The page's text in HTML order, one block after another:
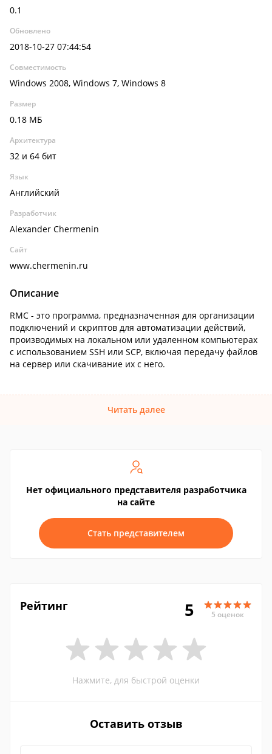
0.1
Обновлено
2018-10-27 07:44:54
Совместимость
Windows 2008, Windows 7, Windows 8
Размер
0.18 МБ
Архитектура
32 и 64 бит
Язык
Английский
Разработчик
Alexander Chermenin
Сайт
www.chermenin.ru
Описание
RMC - это программа, предназначенная для организации
подключений и скриптов для автоматизации действий,
производимых на локальном или удаленном компьютерах
с использованием SSH или SCP, включая передачу файлов
на сервер или скачивание их с него.
Читать далее
Нет официального представителя разработчика
на сайте
Стать представителем
Рейтинг 5 5 оценок
Нажмите, для быстрой оценки
Оставить отзыв